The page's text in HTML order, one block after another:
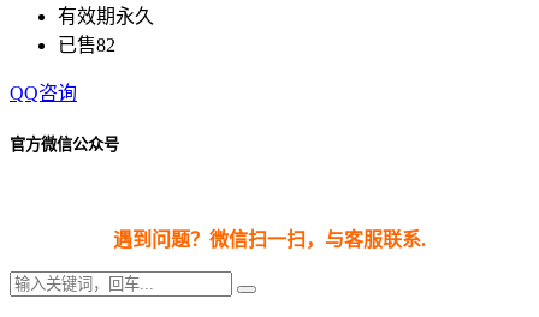
有效期永久
已售82
QQ咨询
官方微信公众号
遇到问题？微信扫一扫，与客服联系.